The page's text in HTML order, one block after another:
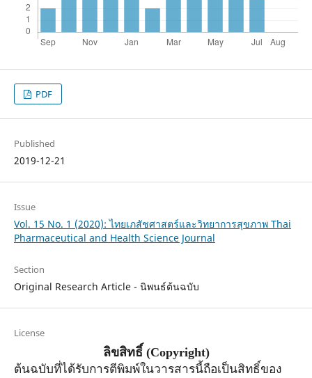
PDF
Published
2019-12-21
Issue
Vol. 15 No. 1 (2020): ไทยเภสัชศาสตร์และวิทยาการสุขภาพ Thai
Pharmaceutical and Health Science Journal
Section
Original Research Article - นิพนธ์ต้นฉบับ
License
ลิขสิทธิ์(Copyright)
ต้นฉบับที่ได้รับการตีพิมพ์ในวารสารนี้ถือเป็นสิทธิ์ของ